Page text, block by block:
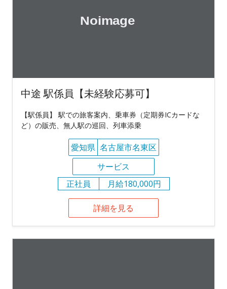
中途 駅係員【未経験応募可】
【駅係員】 駅での旅客案内、乗車券（定期券ICカードな
ど）の販売、無人駅の巡回、列車添乗
愛知県 名古屋市名東区
サービス
正社員
月給180,000円
詳細を見る